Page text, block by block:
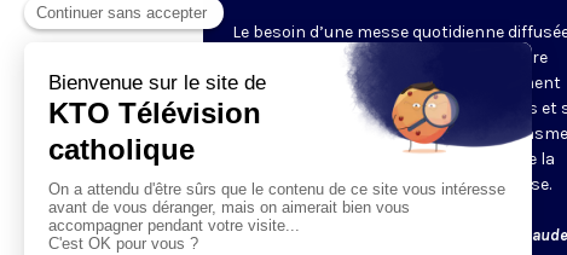
Le besoin d’une messe quotidienne
la télévision a été exprimé d’une manière
encore plus forte pendant le confinement
dans de nombreux pays francophones et
maintient depuis la reprise. KTO
en direct de la basilique Notre-Dame de la
Garde, à Marseille, les laudes et la messe.
Le lundi à 7h25, la messe
Du mardi au samedi à 7h25, messe avec